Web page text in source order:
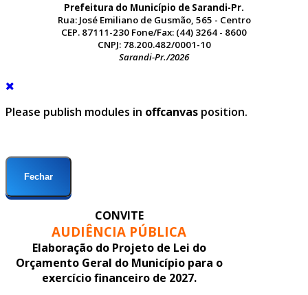
Prefeitura do Município de Sarandi-Pr.
Rua: José Emiliano de Gusmão, 565 - Centro
CEP. 87111-230 Fone/Fax: (44) 3264 - 8600
CNPJ: 78.200.482/0001-10
Sarandi-Pr./2026
Please publish modules in offcanvas position.
Fechar
CONVITE
AUDIÊNCIA PÚBLICA
Elaboração do Projeto de Lei do
Orçamento Geral do Município para o
exercício financeiro de 2027.